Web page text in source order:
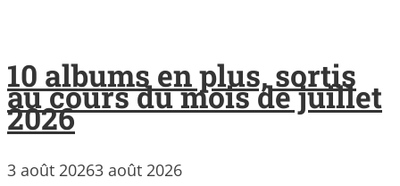
10 albums en plus, sortis
au cours du mois de juillet
2026
3 août 20263 août 2026